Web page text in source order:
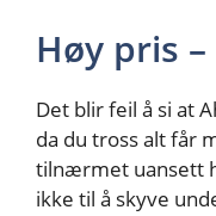
Høy pris
Det blir feil å si at
da du tross alt får
tilnærmet uansett
ikke til å skyve